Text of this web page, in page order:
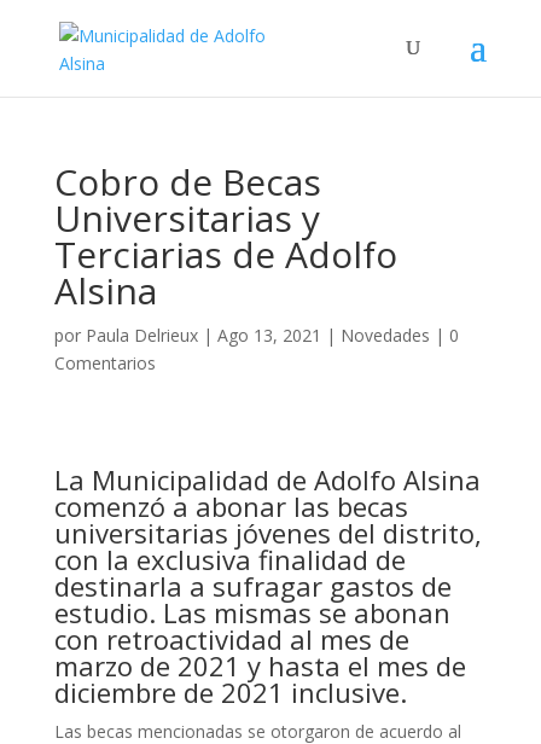
Cobro de Becas
Universitarias y
Terciarias de Adolfo
Alsina
por Paula Delrieux| Ago 13, 2021 | Novedades | 0
Comentarios
La Municipalidad de Adolfo Alsina
comenzó a abonar las becas
universitarias jóvenes del distrito,
con la exclusiva finalidad de
destinarla a sufragar gastos de
estudio. Las mismas se abonan
con retroactividad al mes de
marzo de 2021 y hasta el mes de
diciembre de 2021 inclusive.
Las becas mencionadas se otorgaron de acuerdo al